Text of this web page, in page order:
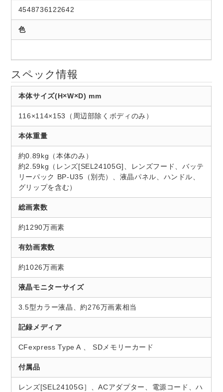
4548736122642
色
スペック情報
本体サイズ(H×W×D) mm
116×114×153（周辺部除くボディのみ）
本体重量
約0.89kg（本体のみ）
約2.59kg（レンズ[SEL24105G]、レンズフード、バッテ
リーパック BP-U35（別売）、液晶パネル、ハンドル、
グリップを含む）
総画素数
約1290万画素
有効画素数
約1026万画素
液晶モニターサイズ
3.5型カラー液晶、約276万画素相当
記録メディア
CFexpress Type A 、 SDメモリーカード
付属品
レンズ[SEL24105G］、ACアダプター、電源コード、ハ